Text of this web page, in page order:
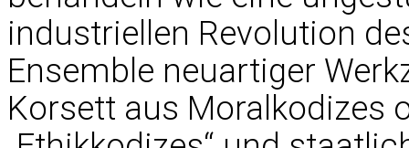
industriellen Revolution
Ensemble neuartiger
Korsett aus Moralkodizes